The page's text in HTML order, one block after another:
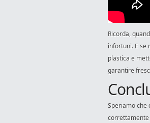
Ricorda,
infortuni. E se
plastica e
garantire
Speriamo che
correttamente